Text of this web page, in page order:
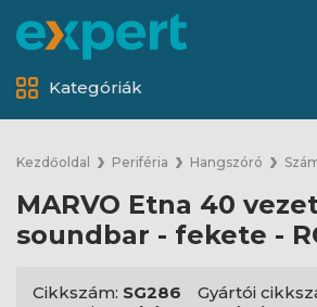
Kategóriák
Kezdőoldal Periféria Hangszóró
MARVO Etna 40
soundbar - fekete -
Cikkszám: SG286 Gyártói